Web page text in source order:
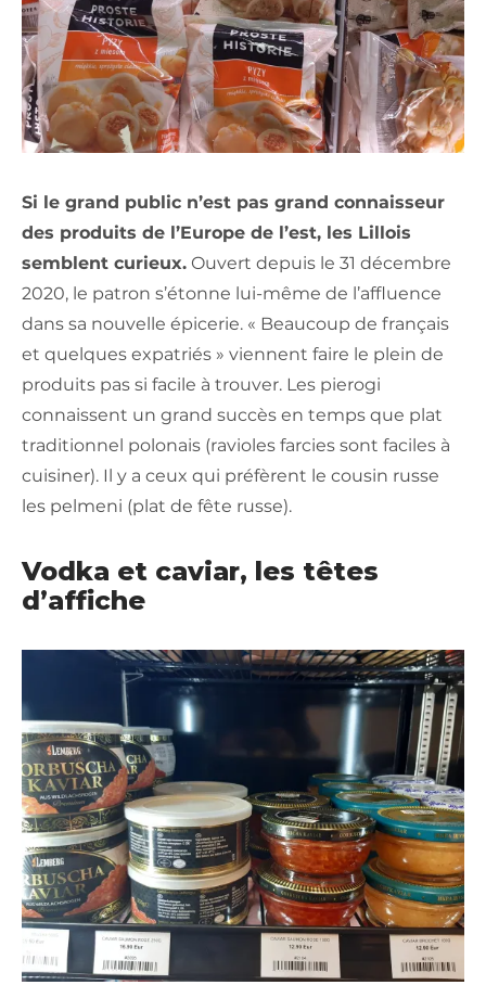
Si le grand public n’est pas grand connaisseur
des produits de l’Europe de l’est, les Lillois
semblent curieux. Ouvert depuis le 31 décembre
2020, le patron s’étonne lui-même de l’affluence
dans sa nouvelle épicerie. « Beaucoup de français
et quelques expatriés » viennent faire le plein de
produits pas si facile à trouver. Les pierogi
connaissent un grand succès en temps que plat
traditionnel polonais (ravioles farcies sont faciles à
cuisiner). Il y a ceux qui préfèrent le cousin russe
les pelmeni (plat de fête russe).
Vodka et caviar, les têtes
d’affiche